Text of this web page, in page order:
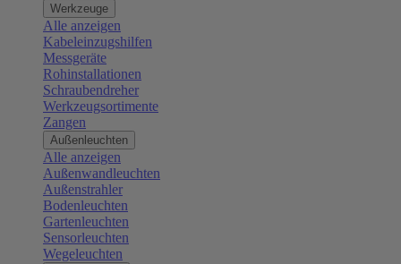
Werkzeuge
Alle anzeigen
Kabeleinzugshilfen
Messgeräte
Rohinstallationen
Schraubendreher
Werkzeugsortimente
Zangen
Außenleuchten
Alle anzeigen
Außenwandleuchten
Außenstrahler
Bodenleuchten
Gartenleuchten
Sensorleuchten
Wegeleuchten